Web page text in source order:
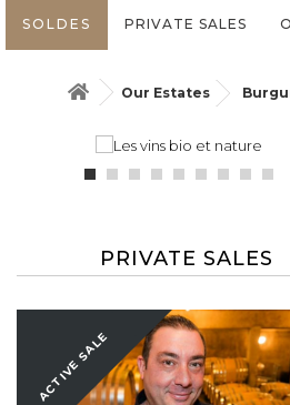
SOLDES PRIVATE SALES
Our Estates
PRIVATE SALES
ACTIVE SALE